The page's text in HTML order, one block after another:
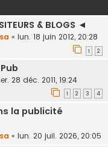
& BLOGS ◄
« lun. 18 juin 2012, 20:28
1 2
28 déc. 2011, 19:24
1 2 3 4
la publicité
« lun. 20 juil. 2026, 20:05